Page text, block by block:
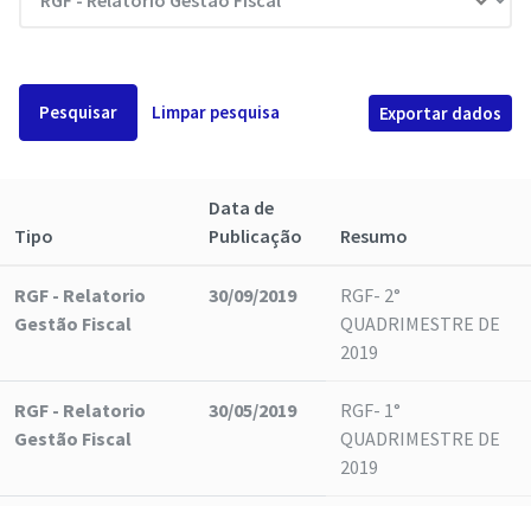
Pesquisar Limpar pesquisa Exportar dados
Tipo
Data de
Publicação
Resumo
RGF - Relatorio
Gestão Fiscal
30/09/2019
RGF- 2°
QUADRIMESTRE DE
2019
RGF - Relatorio
Gestão Fiscal
30/05/2019
RGF- 1°
QUADRIMESTRE DE
2019